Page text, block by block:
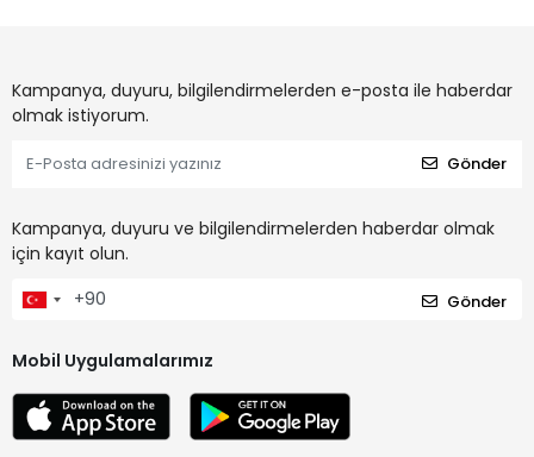
Kampanya, duyuru, bilgilendirmelerden e-posta ile haberdar
olmak istiyorum.
Gönder
Kampanya, duyuru ve bilgilendirmelerden haberdar olmak
için kayıt olun.
Gönder
Mobil Uygulamalarımız